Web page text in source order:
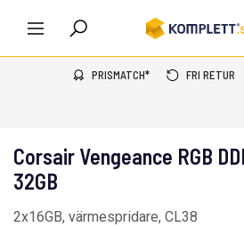
PRISMATCH* FRI RETUR
Corsair Vengeance RGB
32GB
2x16GB, värmespridare, CL38